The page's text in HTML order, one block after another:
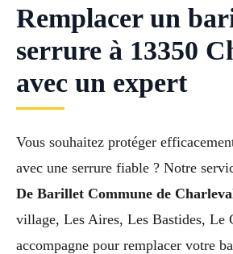
Remplacer un
serrure à 13350
avec un expert
Vous souhaitez protéger
avec une serrure fiable ? Notre
De Barillet Commune de
village, Les Aires, Les Bastides, Le
accompagne pour remplacer votre